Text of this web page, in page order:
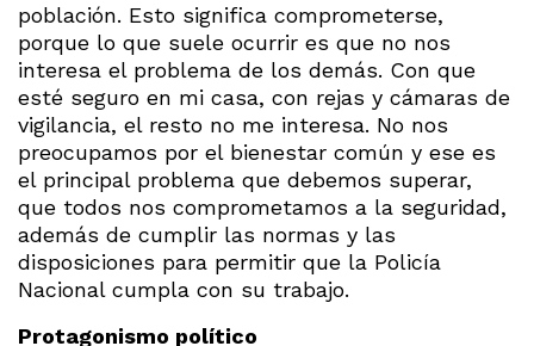
población. Esto significa comprometerse,
porque lo que suele ocurrir es que no nos
interesa el problema de los demás. Con que
esté seguro en mi casa, con rejas y cámaras de
vigilancia, el resto no me interesa. No nos
preocupamos por el bienestar común y ese es
el principal problema que debemos superar,
que todos nos comprometamos a la seguridad,
además de cumplir las normas y las
disposiciones para permitir que la Policía
Nacional cumpla con su trabajo.
Protagonismo político